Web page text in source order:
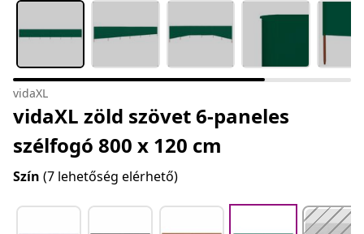
vidaXL
vidaXL zöld szövet 6-paneles
szélfogó 800 x 120 cm
Szín (7 lehetőség elérhető)